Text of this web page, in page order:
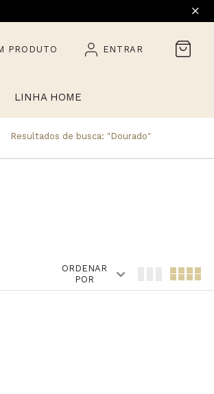
PRODUTO ENTRAR
LINHA HOME
Resultados de busca: "dourado"
ORDENAR
POR